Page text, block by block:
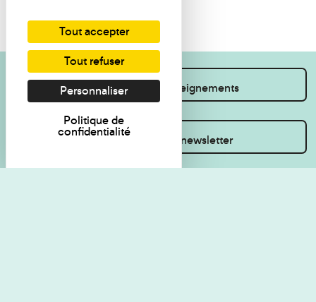
Je souhaite des renseignements
Inscrivez-vous à la newsletter
Tout accepter
Tout refuser
Personnaliser
Politique de
confidentialité